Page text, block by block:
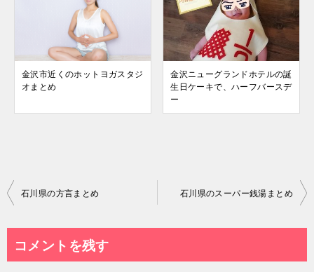
金沢市近くのホットヨガスタジ
オまとめ
金沢ニューグランドホテルの誕
生日ケーキで、ハーフバースデ
ー
投
ビ
石川県の方言まとめ 石川県のスーパー銭湯まとめ
コメントを残す